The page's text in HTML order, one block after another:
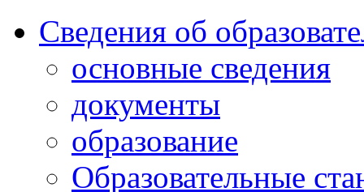
Сведения об
основные сведения
документы
образование
Образовательные